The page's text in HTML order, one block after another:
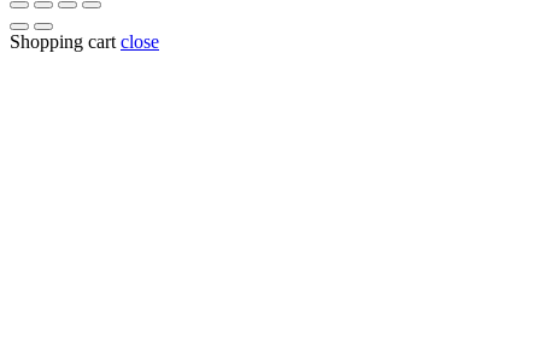
Shopping cart close